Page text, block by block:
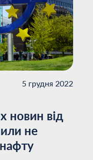
5 грудня 2022
новин від
не